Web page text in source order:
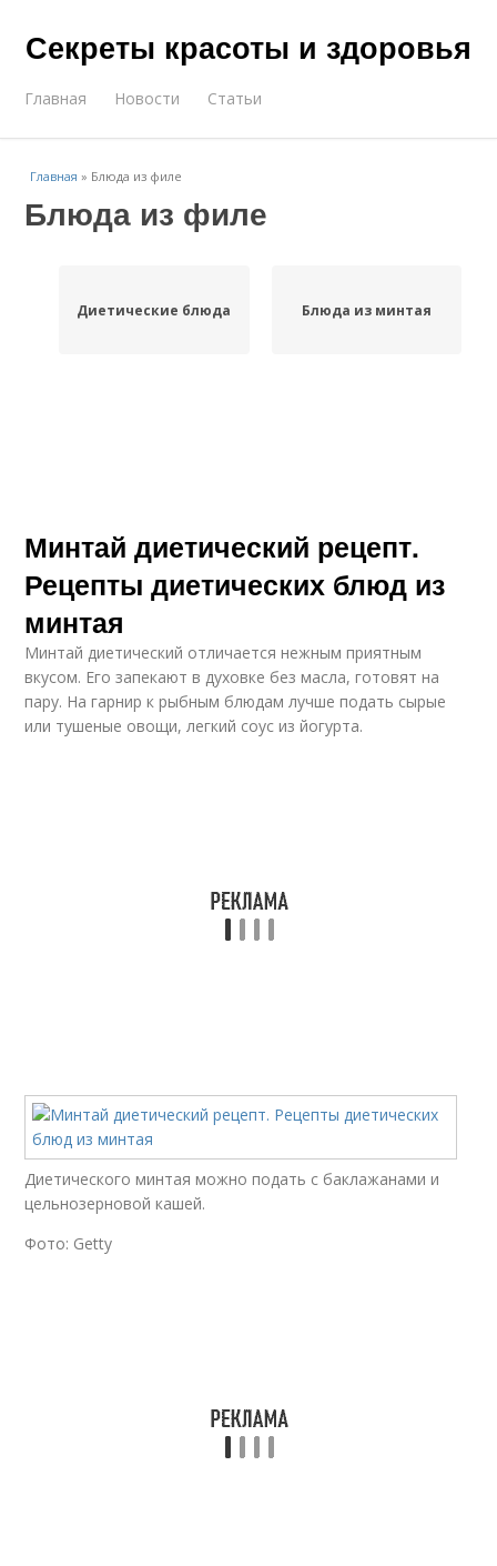
Секреты красоты и здоровья
Главная Новости Статьи
Главная » Блюда из филе
Блюда из филе
Диетические блюда Блюда из минтая
Минтай диетический рецепт.
Рецепты диетических блюд из
минтая
Минтай диетический отличается нежным приятным
вкусом. Его запекают в духовке без масла, готовят на
пару. На гарнир к рыбным блюдам лучше подать сырые
или тушеные овощи, легкий соус из йогурта.
Диетического минтая можно подать с баклажанами и
цельнозерновой кашей.
Фото: Getty